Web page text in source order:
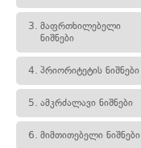
3. მაფრთხილებელი
ნიშნები
4. პრიორიტეტის ნიშნები
5. ამკრძალავი ნიშნები
6. მიმთითებელი ნიშნები